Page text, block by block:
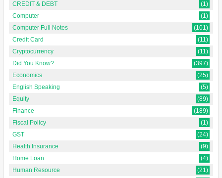
CREDIT & DEBT
(1)
Computer
(1)
Computer Full Notes
(101)
Credit Card
(11)
Cryptocurrency
(11)
Did You Know?
(397)
Economics
(25)
English Speaking
(5)
Equity
(89)
Finance
(189)
Fiscal Policy
(1)
GST
(24)
Health Insurance
(9)
Home Loan
(4)
Human Resource
(21)